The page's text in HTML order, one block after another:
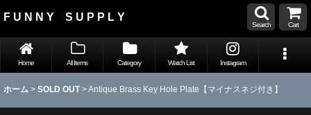
F U N N Y S U P P L Y
Search Cart
Home All Items Category Watch List Instagram
ホーム > SOLD OUT >Antique Brass Key Hole Plate【マイナスネジ付き】